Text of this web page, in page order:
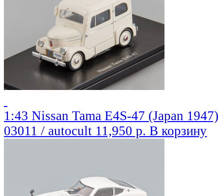
1:43 Nissan Tama E4S-47 (Japan 1947)
03011 / autocult 11,950 р. В корзину